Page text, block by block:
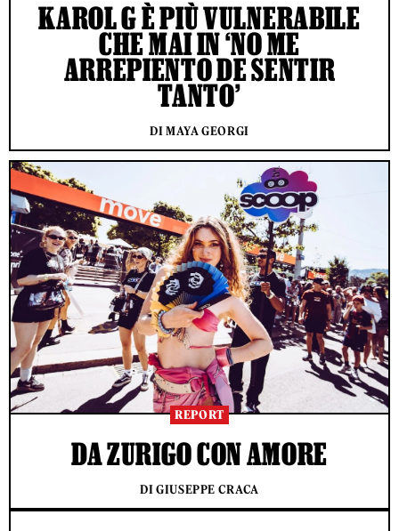
KAROL G È PIÙ VULNERABILE
CHE MAI IN ‘NO ME
ARREPIENTO DE SENTIR
TANTO’
DI MAYA GEORGI
REPORT
DA ZURIGO CON AMORE
DI GIUSEPPE CRACA